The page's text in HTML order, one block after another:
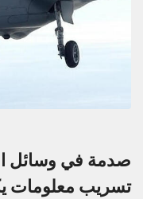
صدمة في وسائل
تسريب معلومات